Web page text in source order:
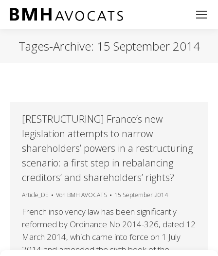
Tages-Archive: 15 September 2014
[RESTRUCTURING] France’s new
legislation attempts to narrow
shareholders’ powers in a restructuring
scenario: a first step in rebalancing
creditors’ and shareholders’ rights?
Article_DE Von BMH AVOCATS 15 September 2014
French insolvency law has been significantly
reformed by Ordinance No 2014-326, dated 12
March 2014, which came into force on 1 July
2014 and amended the sixth book of the